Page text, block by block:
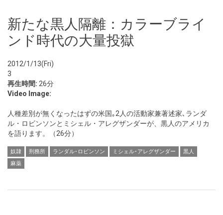
新たな黒人隔離：カラーブライ
ンド時代の大量投獄
2012/1/13(Fri)
3
再生時間: 26分
Video Image:
人種差別が無くなったはずの米国｡2人の活動家兼著述家､ランダ
ル・ロビンソンとミシェル・アレグザンダーが、黒人のアメリカ
を語ります。（26分）
奴隷 刑務所 ランダル･ロビンソン ミシェル･アレグザンダー
黒人
麻薬